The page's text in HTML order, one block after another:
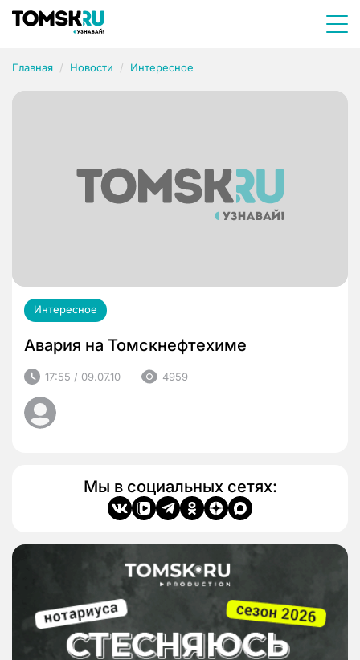
Главная Новости Интересное
Интересное
Авария на Томскнефтехиме
17:55 / 09.07.10 4959
Мы в социальных сетях: